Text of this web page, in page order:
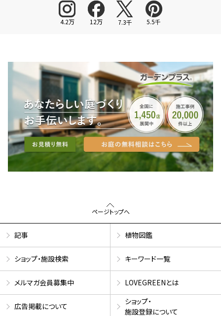
4.2万 12万 7.3千 5.5千
ページトップへ
記事 植物図鑑
ショップ・施設検索 キーワード一覧
メルマガ会員募集中 LOVEGREENとは
広告掲載について
ショップ・
施設登録について